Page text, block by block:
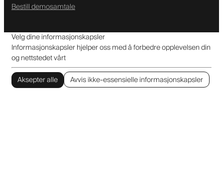
Bestill demosamtale
Velg dine informasjonskapsler
Informasjonskapsler hjelper oss med å forbedre opplevelsen din
og nettstedet vårt
Aksepter alle
Avvis ikke-essensielle informasjonskapsler